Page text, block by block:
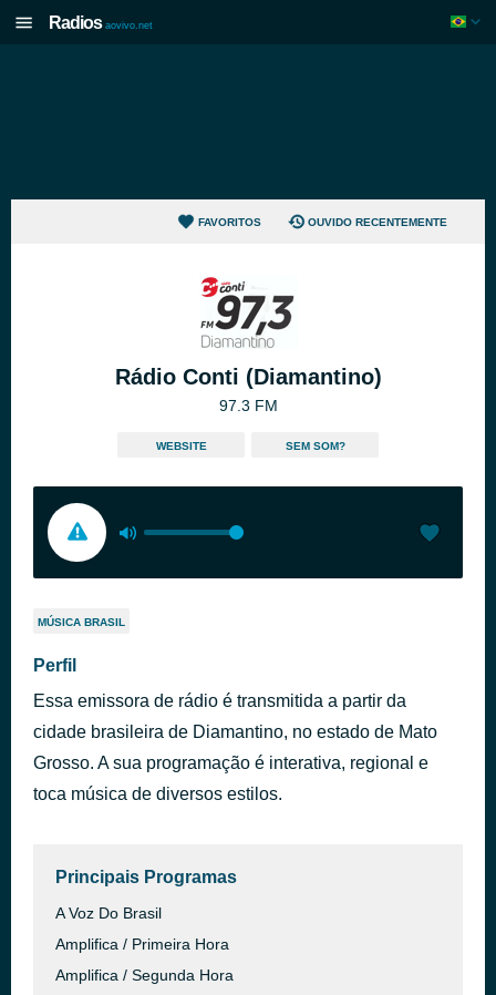
Radios aovivo.net
FAVORITOS OUVIDO RECENTEMENTE
Rádio Conti (Diamantino)
97.3 FM
WEBSITE SEM SOM?
MÚSICA BRASIL
Perfil
Essa emissora de rádio é transmitida a partir da
cidade brasileira de Diamantino, no estado de Mato
Grosso. A sua programação é interativa, regional e
toca música de diversos estilos.
Principais Programas
A Voz Do Brasil
Amplifica / Primeira Hora
Amplifica / Segunda Hora